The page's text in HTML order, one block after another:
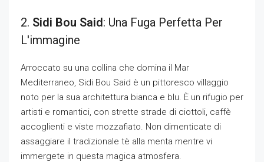
2. Sidi Bou Said: Una Fuga Perfetta Per
L'immagine
Arroccato su una collina che domina il Mar
Mediterraneo, Sidi Bou Said è un pittoresco villaggio
noto per la sua architettura bianca e blu. È un rifugio per
artisti e romantici, con strette strade di ciottoli, caffè
accoglienti e viste mozzafiato. Non dimenticate di
assaggiare il tradizionale tè alla menta mentre vi
immergete in questa magica atmosfera.